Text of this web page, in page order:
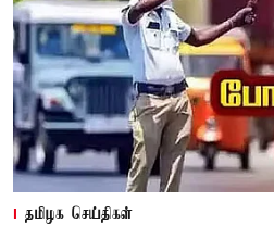
தமிழக செய்திகள்